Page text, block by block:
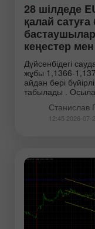
28 шілдеде
қалай
кеңестер
Дүйсенбідегі
жұбы 1,1366-
айдан бері
табылады .
Станислав
12:45 2026-07-